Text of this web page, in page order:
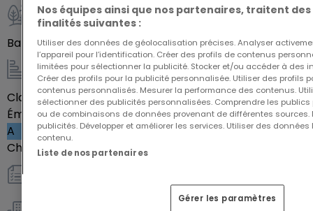
Pour sa vie de famille, choisir une des maisons
composant Saphir, c'est choisir un lieu de vie idéal
mêlant la nature et la modernité.
Extérieur
Balcon15m²
Energie / Chauffage
Classe énergétiqueVide
Émission de gaz à effet de serre (GES)
A
Chauffage au gazOui
Nos équipes ainsi que nos partenaires, traitent
finalités suivantes :
Utiliser des données de géolocalisation précises. Analyser
l’appareil pour l’identification. Créer des profils de contenus
limitées pour sélectionner la publicité. Stocker et/ou accéder à des
Créer des profils pour la publicité personnalisée. Utiliser des profils
contenus personnalisés. Mesurer la performance des contenus.
sélectionner des publicités personnalisées. Comprendre les
ou de combinaisons de données provenant de différentes sources.
publicités. Développer et améliorer les services. Utiliser des
contenu.
Liste de nos partenaires
Gérer les paramètres